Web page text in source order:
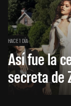
HACE 1 DÍA
Así fue la
secreta de